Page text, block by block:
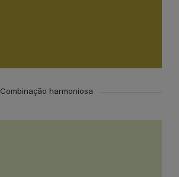
Combinação harmoniosa